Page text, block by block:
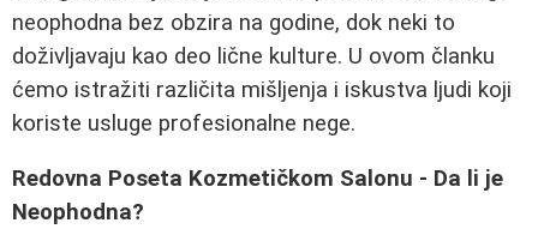
neophodna bez obzira na godine, dok neki to
doživljavaju kao deo lične kulture. U ovom članku
ćemo istražiti različita mišljenja i iskustva ljudi koji
koriste usluge profesionalne nege.
Redovna Poseta Kozmetičkom Salonu - Da li je
Neophodna?